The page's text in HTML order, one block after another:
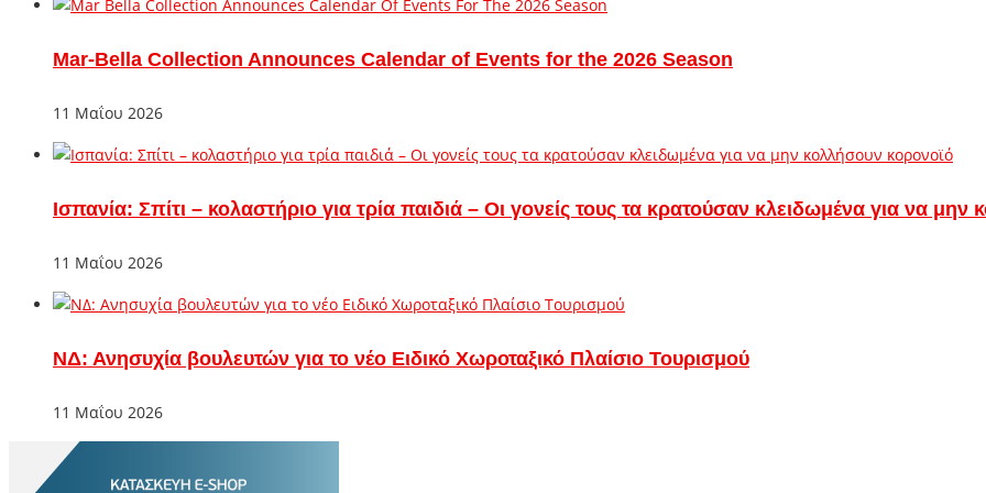
Mar-Bella Collection Announces Calendar of Events for the 2026 Season
11 Μαΐου 2026
Ισπανία: Σπίτι – κολαστήριο για τρία παιδιά – Οι γονείς τους τα κρατούσαν κλειδωμένα για να μην
11 Μαΐου 2026
ΝΔ: Ανησυχία βουλευτών για το νέο Ειδικό Χωροταξικό Πλαίσιο Τουρισμού
11 Μαΐου 2026